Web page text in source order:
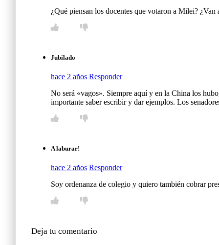
¿Qué piensan los docentes que votaron a Milei? ¿Van
Jubilado
hace 2 años Responder
No será «vagos». Siempre aquí y en la China los
importante saber escribir y dar ejemplos. Los
A laburar!
hace 2 años Responder
Soy ordenanza de colegio y quiero también cobrar
Deja tu comentario